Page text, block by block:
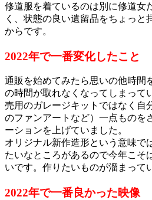
修道服を着ているのは別に修道女
く、 状態の良い遺留品をちょっと
からです。
2022年で一番変化したこと
通販を始めてみたら思いの他時間
の時間が取れなくなってしまって
売用のガレージキットではなく自
のファンアートなど） 一点ものを
ーションを上げていました。
オリジナル新作造形という意味で
たいなところがあるので今年こそ
いです。 作りたいものが溜まって
2022年で一番良かった映像